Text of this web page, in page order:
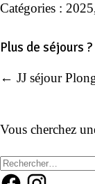
Catégories : 2025
Plus de séjours ?
Navigation
l’article
← JJ séjour
Vous cherchez
Rechercher :